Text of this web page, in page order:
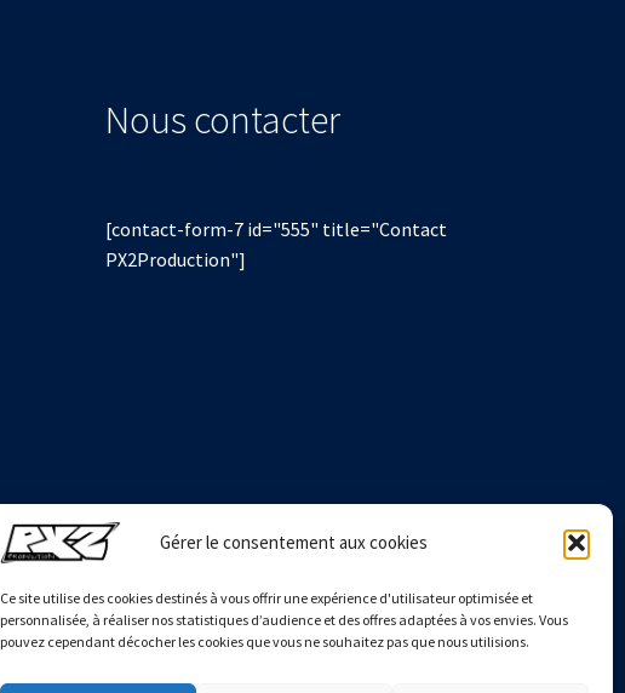
Gérer le consentement aux cookies
Ce site utilise des cookies destinés à vous offrir une expérience d'utilisateur optimisée et
personnalisée, à réaliser nos statistiques d’audience et des offres adaptées à vos envies. Vous
pouvez cependant décocher les cookies que vous ne souhaitez pas que nous utilisions.
Nous contacter
[contact-form-7 id="555" title="Contact
PX2Production"]